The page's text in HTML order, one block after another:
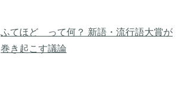
ふてほど って何？ 新語・流行語大賞が
巻き起こす議論